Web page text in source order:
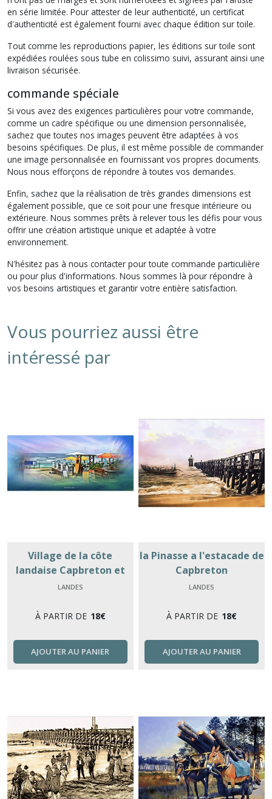
en série limitée. Pour attester de leur authenticité, un certificat
d'authenticité est également fourni avec chaque édition sur toile.
Tout comme les reproductions papier, les éditions sur toile sont
expédiées roulées sous tube en colissimo suivi, assurant ainsi une
livraison sécurisée.
commande spéciale
Si vous avez des exigences particulières pour votre commande,
comme un cadre spécifique ou une dimension personnalisée,
sachez que toutes nos images peuvent être adaptées à vos
besoins spécifiques. De plus, il est même possible de commander
une image personnalisée en fournissant vos propres documents.
Nous nous efforçons de répondre à toutes vos demandes.
Enfin, sachez que la réalisation de très grandes dimensions est
également possible, que ce soit pour une fresque intérieure ou
extérieure. Nous sommes prêts à relever tous les défis pour vous
offrir une création artistique unique et adaptée à votre
environnement.
N'hésitez pas à nous contacter pour toute commande particulière
ou pour plus d'informations. Nous sommes là pour répondre à
vos besoins artistiques et garantir votre entière satisfaction.
Vous pourriez aussi être
intéressé par
Village de la côte
landaise Capbreton et
ses plages
LANDES
À PARTIR DE 18€
AJOUTER AU PANIER
la Pinasse a l'estacade de
Capbreton
LANDES
À PARTIR DE 18€
AJOUTER AU PANIER